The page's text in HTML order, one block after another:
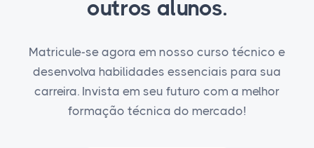
outros alunos.
Matricule-se agora em nosso curso técnico e
desenvolva habilidades essenciais para sua
carreira. Invista em seu futuro com a melhor
formação técnica do mercado!